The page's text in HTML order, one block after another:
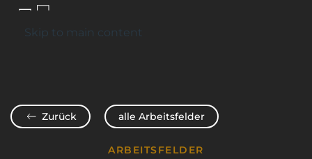
Skip to main content
Zurück alle Arbeitsfelder
ARBEITSFELDER